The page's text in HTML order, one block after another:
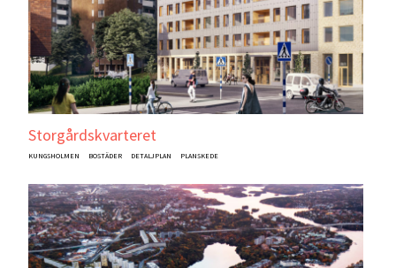
Storgårdskvarteret
KUNGSHOLMEN BOSTÄDER DETALJPLAN PLANSKEDE